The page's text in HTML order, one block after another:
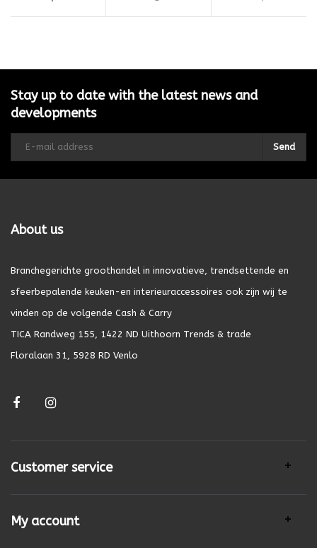
Stay up to date with the latest news and
developments
Send
About us
Branchegerichte groothandel in innovatieve, trendsettende en
sfeerbepalende keuken-en interieuraccessoires ook zijn wij te
vinden op de volgende Cash & Carry
TICA Randweg 155, 1422 ND Uithoorn Trends & trade
Floralaan 31, 5928 RD Venlo
Customer service
My account